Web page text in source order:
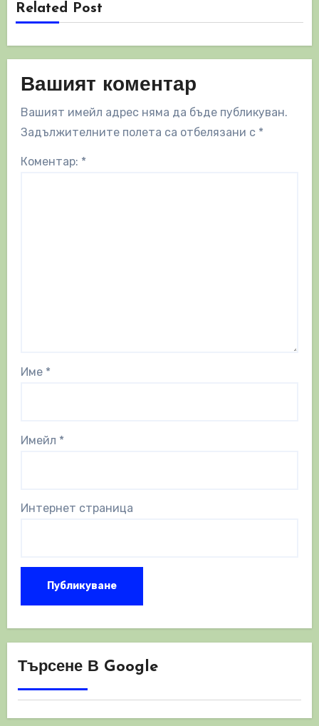
Related Post
Вашият коментар
Вашият имейл адрес няма да бъде публикуван.
Задължителните полета са отбелязани с *
Коментар: *
Име *
Имейл *
Интернет страница
Търсене В Google